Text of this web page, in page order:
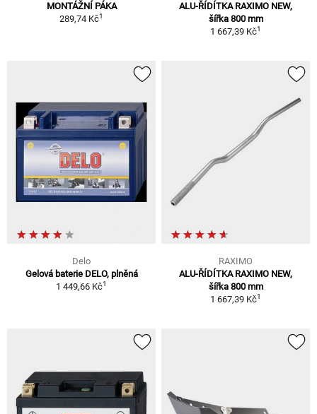
MONTÁŽNÍ PÁKA
289,74 Kč1
ALU-ŘÍDÍTKA RAXIMO NEW,
šířka 800 mm
1 667,39 Kč1
Delo
Gelová baterie DELO, plněná
1 449,66 Kč1
RAXIMO
ALU-ŘÍDÍTKA RAXIMO NEW,
šířka 800 mm
1 667,39 Kč1